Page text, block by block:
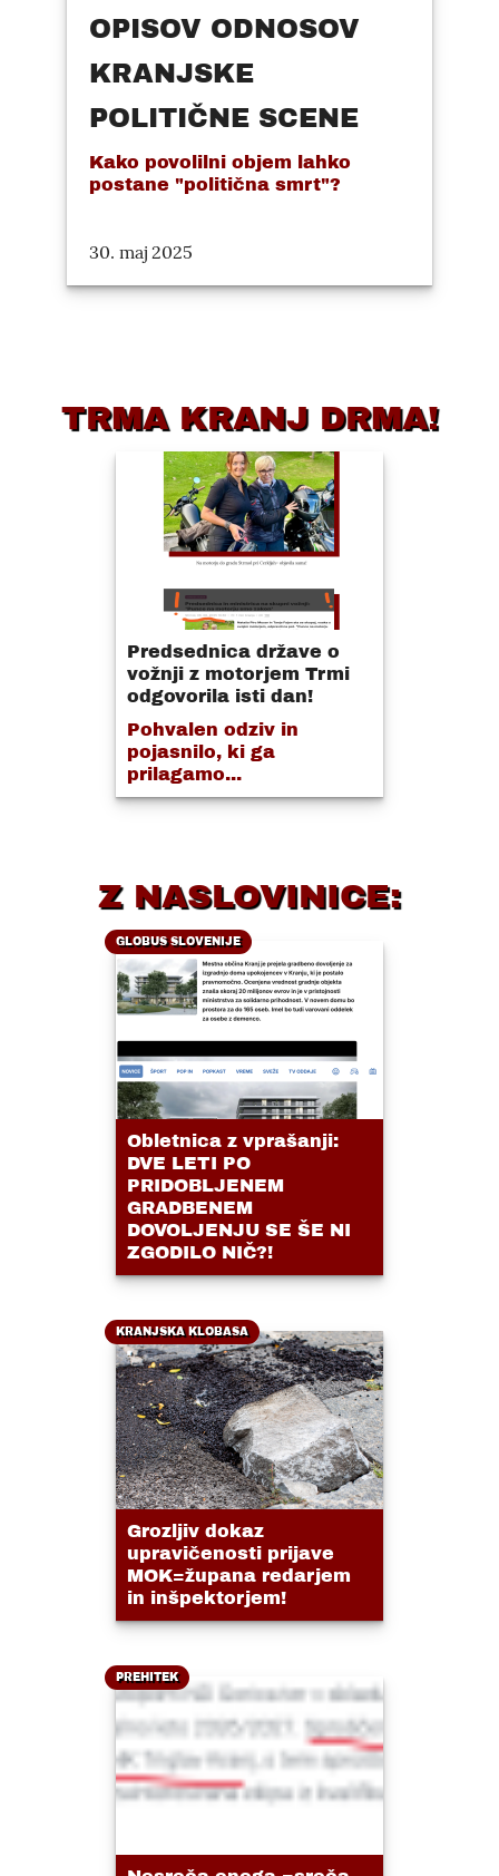
OPISOV ODNOSOV
KRANJSKE
POLITIČNE SCENE
Kako povolilni objem lahko
postane "politična smrt"?
30. maj 2025
TRMA KRANJ DRMA!
Predsednica države o
vožnji z motorjem Trmi
odgovorila isti dan!
Pohvalen odziv in
pojasnilo, ki ga
prilagamo...
Z NASLOVINICE:
GLOBUS SLOVENIJE
Obletnica z vprašanji:
DVE LETI PO
PRIDOBLJENEM
GRADBENEM
DOVOLJENJU SE ŠE NI
ZGODILO NIČ?!
KRANJSKA KLOBASA
Grozljiv dokaz
upravičenosti prijave
MOK=župana redarjem
in inšpektorjem!
PREHITEK